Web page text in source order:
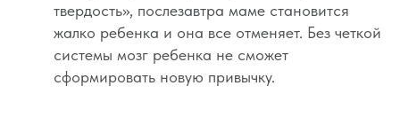
твердость», послезавтра маме становится
жалко ребенка и она все отменяет. Без четкой
системы мозг ребенка не сможет
сформировать новую привычку.
с письменного разрешения автора
и с обязательным указанием гиперссылки
на источник o-sne.online.
Материалы, представленные на этом сайте, носят
исключительно информационно-образовательный
характер и не применимы к детям, имеющим
проблемы с развитием или здоровьем. А также